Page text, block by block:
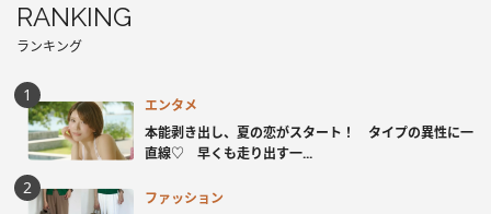
RANKING
ランキング
エンタメ
本能剥き出し、夏の恋がスタート！ タイプの異性に一
直線♡ 早くも走り出す一...
ファッション